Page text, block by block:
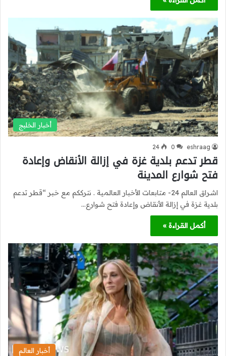
أخبار الخليج
eshraag
0
24
قطر تدعم بلدية غزة في إزالة الأنقاض وإعادة
فتح شوارع المدينة
اشراق العالم 24- متابعات الأخبار العالمية . نترككم مع خبر “قطر تدعم
بلدية غزة في إزالة الأنقاض وإعادة فتح شوارع…
أكمل القراءة »
أخبار العالم